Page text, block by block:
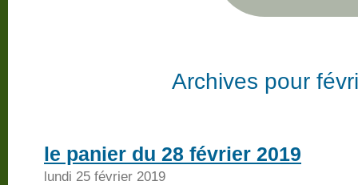
Archives pour
le panier du 28 février 2019
lundi 25 février 2019